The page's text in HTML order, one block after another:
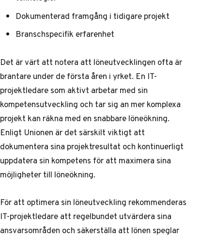
Dokumenterad framgång i tidigare projekt
Branschspecifik erfarenhet
Det är värt att notera att löneutvecklingen ofta är
brantare under de första åren i yrket. En IT-
projektledare som aktivt arbetar med sin
kompetensutveckling och tar sig an mer komplexa
projekt kan räkna med en snabbare löneökning.
Enligt Unionen är det särskilt viktigt att
dokumentera sina projektresultat och kontinuerligt
uppdatera sin kompetens för att maximera sina
möjligheter till löneökning.
För att optimera sin löneutveckling rekommenderas
IT-projektledare att regelbundet utvärdera sina
ansvarsområden och säkerställa att lönen speglar